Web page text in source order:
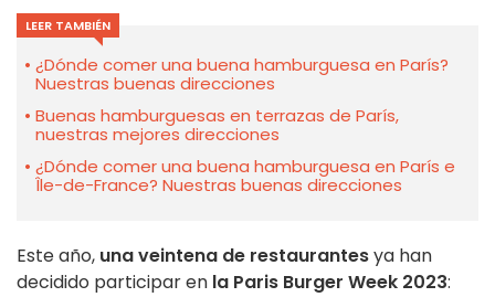
LEER TAMBIÉN
¿Dónde comer una buena hamburguesa en París?
Nuestras buenas direcciones
Buenas hamburguesas en terrazas de París,
nuestras mejores direcciones
¿Dónde comer una buena hamburguesa en París e
Île-de-France? Nuestras buenas direcciones
Este año, una veintena de restaurantesya han
decidido participar en la Paris Burger Week 2023: